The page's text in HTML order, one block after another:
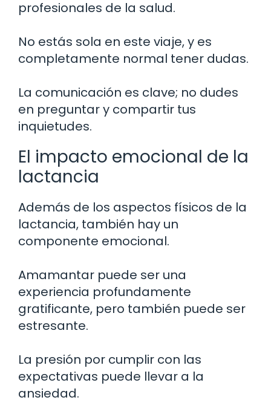
profesionales de la salud.
No estás sola en este viaje, y es
completamente normal tener dudas.
La comunicación es clave; no dudes
en preguntar y compartir tus
inquietudes.
El impacto emocional de la
lactancia
Además de los aspectos físicos de la
lactancia, también hay un
componente emocional.
Amamantar puede ser una
experiencia profundamente
gratificante, pero también puede ser
estresante.
La presión por cumplir con las
expectativas puede llevar a la
ansiedad.